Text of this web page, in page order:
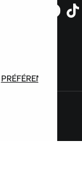
PRÉFÉRENCES